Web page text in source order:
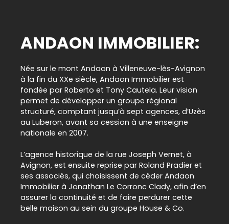
ANDAON IMMOBILIER:
Née sur le mont Andaon à Villeneuve-lès-Avignon
à la fin du XXe siècle, Andaon Immobilier est
fondée par Roberto et Tony Cautela. Leur vision
permet de développer un groupe régional
structuré, comptant jusqu’à sept agences, d’Uzès
au Luberon, avant sa cession à une enseigne
nationale en 2007.
L’agence historique de la rue Joseph Vernet, à
Avignon, est ensuite reprise par Roland Pradier et
ses associés, qui choisissent de céder Andaon
Immobilier à Jonathan Le Corronc Clady, afin d’en
assurer la continuité et de faire perdurer cette
belle maison au sein du groupe House & Co.